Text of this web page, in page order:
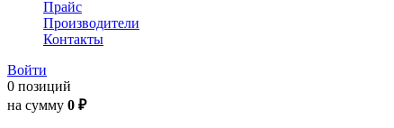
Прайс
Производители
Контакты
Войти
0 позиций
на сумму 0 ₽